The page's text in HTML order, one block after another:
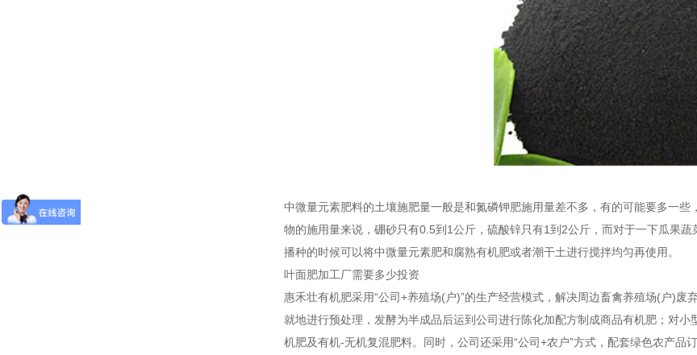
中微量元素肥料的土壤施肥量一般是和氮磷钾肥施用量差不多，有的可能要多一
物的施用量来说，硼砂只有0.5到1公斤，硫酸锌只有1到2公斤，而对于一下瓜果
播种的时候可以将中微量元素肥和腐熟有机肥或者潮干土进行搅拌均匀再使用。
叶面肥加工厂需要多少投资
惠禾壮有机肥采用“公司+养殖场(户)”的生产经营模式，解决周边畜禽养殖场(户)
就地进行预处理，发酵为半成品后运到公司进行陈化加配方制成商品有机肥；对
机肥及有机-无机复混肥料。同时，公司还采用“公司+农户”方式，配套绿色农产